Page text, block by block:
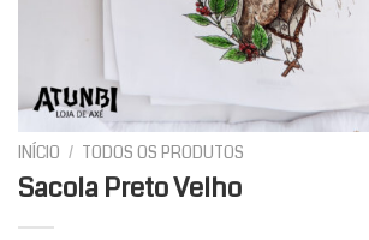
INÍCIO / TODOS OS PRODUTOS
Sacola Preto Velho